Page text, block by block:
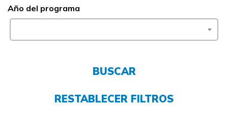
Empleadores
Año del programa
BUSCAR
RESTABLECER FILTROS